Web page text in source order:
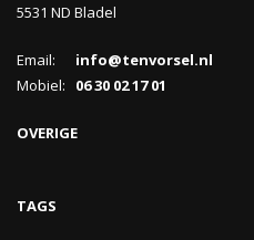
5531 ND Bladel
Email:
info@tenvorsel.nl
Mobiel: 06 30 02 17 01
OVERIGE
TAGS